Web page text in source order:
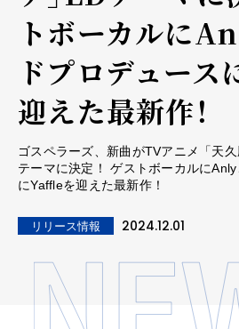
トボーカルに
ドプロデュー
迎えた最新作！
ゴスペラーズ、新曲がTVアニメ「天
テーマに決定！ ゲストボーカルに
にYaffleを迎えた最新作！
リリース情報 2024.12.01